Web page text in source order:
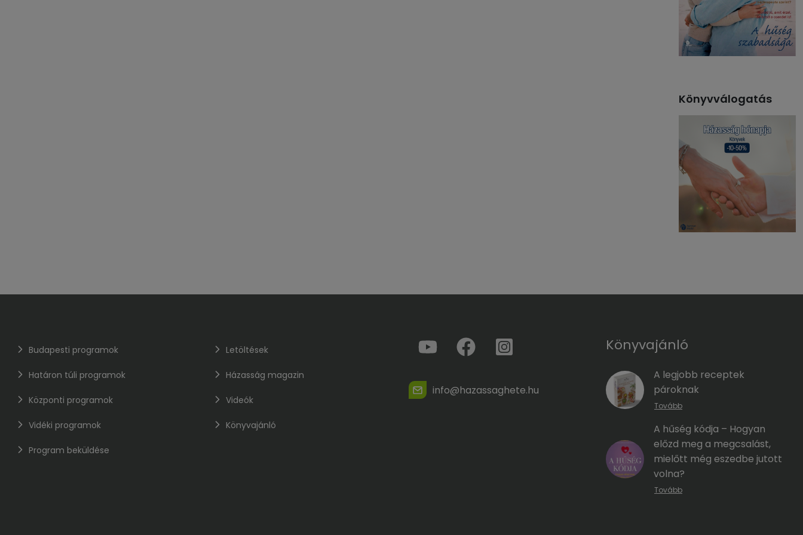
Könyvválogatás
Budapesti programok
Határon túli programok
Központi programok
Vidéki programok
Program beküldése
Letöltések
Házasság magazin
Videók
Könyvajánló
info@hazassaghete.hu
Könyvajánló
A legjobb receptek
pároknak
Tovább
A hűség kódja – Hogyan
előzd meg a megcsalást,
mielőtt még eszedbe jutott
volna?
Tovább